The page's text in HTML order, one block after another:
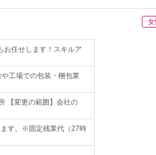
女
お任せします！スキルア
工場での包装・梱包業
【変更の範囲】会社の
す。※固定残業代（27時